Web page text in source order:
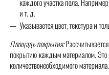
и т. д.
Указывается цвет, текстура и
Площадь покрытия:
покрытию каждым материалом. Это
количествонеобходимого материала.